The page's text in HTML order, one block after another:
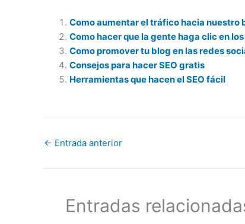
Como aumentar el tráfico hacia nuestro
Como hacer que la gente haga clic en
Como promover tu blog en las redes
Consejos para hacer SEO gratis
Herramientas que hacen el SEO fácil
← Entrada anterior
Entradas